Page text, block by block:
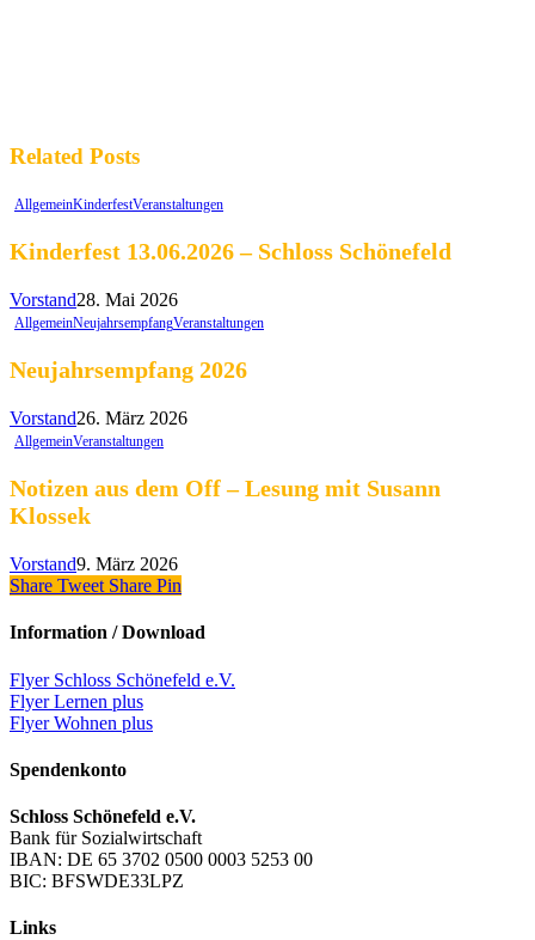
Related Posts
AllgemeinKinderfestVeranstaltungen
Kinderfest 13.06.2026 – Schloss Schönefeld
Vorstand28. Mai 2026
AllgemeinNeujahrsempfangVeranstaltungen
Neujahrsempfang 2026
Vorstand26. März 2026
AllgemeinVeranstaltungen
Notizen aus dem Off – Lesung mit Susann
Klossek
Vorstand9. März 2026
Share Tweet Share Pin
Information / Download
Flyer Schloss Schönefeld e.V.
Flyer Lernen plus
Flyer Wohnen plus
Spendenkonto
Schloss Schönefeld e.V.
Bank für Sozialwirtschaft
IBAN: DE 65 3702 0500 0003 5253 00
BIC: BFSWDE33LPZ
Links